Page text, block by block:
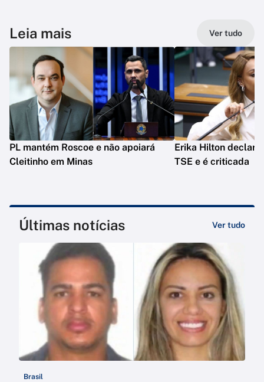
Leia mais Ver tudo
PL mantém Roscoe e não apoiará
Cleitinho em Minas
Erika Hilton declara
TSE e é criticada
Últimas notícias Ver tudo
Brasil